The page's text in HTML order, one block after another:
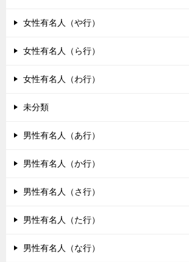
女性有名人（や行）
女性有名人（ら行）
女性有名人（わ行）
未分類
男性有名人（あ行）
男性有名人（か行）
男性有名人（さ行）
男性有名人（た行）
男性有名人（な行）